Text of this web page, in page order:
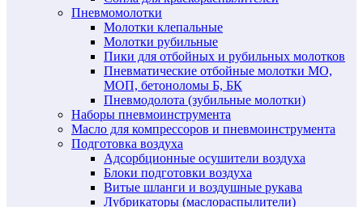
Пневмомолотки
Молотки клепальные
Молотки рубильные
Пики для отбойных и рубильных молотков
Пневматические отбойные молотки МО,
МОП, бетоноломы Б, БК
Пневмодолота (зубильные молотки)
Наборы пневмоинструмента
Масло для компрессоров и пневмоинструмента
Подготовка воздуха
Адсорбционные осушители воздуха
Блоки подготовки воздуха
Витые шланги и воздушные рукава
Лубрикаторы (маслораспылители)